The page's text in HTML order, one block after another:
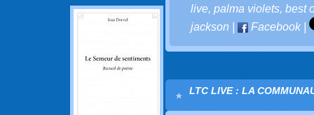
live, palma violets, best
jackson
Facebook|
LTC LIVE : LA